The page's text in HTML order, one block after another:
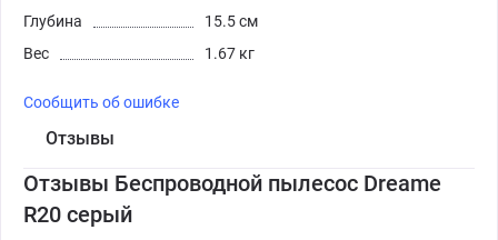
Глубина
15.5 см
Вес
1.67 кг
Сообщить об ошибке
Отзывы
Отзывы Беспроводной пылесос Dreame
R20 серый